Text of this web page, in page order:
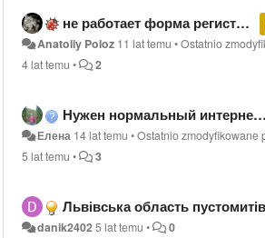
не работает форма регистрации
Anatoliy Poloz 11 lat temu •Ostatnio
4 lat temu • 2
Нужен нормальный интернет-провайдер в поселке Гора, Бориспольский район
Елена 14 lat temu •Ostatnio zmodyfikowane
5 lat temu • 3
Львівська область пустомитівський район село
danik24025 lat temu • 0